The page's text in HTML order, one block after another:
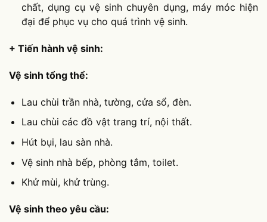
chất, dụng cụ vệ sinh chuyên dụng, máy móc hiện
đại để phục vụ cho quá trình vệ sinh.
+ Tiến hành vệ sinh:
Vệ sinh tổng thể:
Lau chùi trần nhà, tường, cửa sổ, đèn.
Lau chùi các đồ vật trang trí, nội thất.
Hút bụi, lau sàn nhà.
Vệ sinh nhà bếp, phòng tắm, toilet.
Khử mùi, khử trùng.
Vệ sinh theo yêu cầu: